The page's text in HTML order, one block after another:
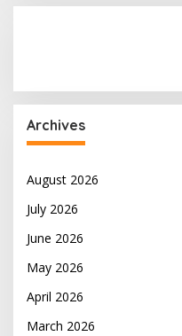
Archives
August 2026
July 2026
June 2026
May 2026
April 2026
March 2026